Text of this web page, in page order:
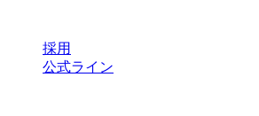
採用
公式ライン